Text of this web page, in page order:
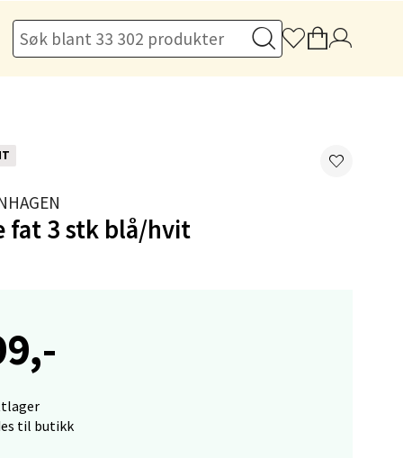
fat 3 stk blå/hvit
til butikk